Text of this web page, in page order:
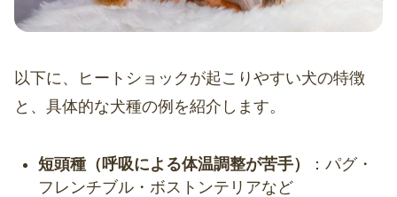
以下に、ヒートショックが起こりやすい犬の特徴
と、具体的な犬種の例を紹介します。
短頭種（呼吸による体温調整が苦手）
：パグ・
フレンチブル・ボストンテリアなど